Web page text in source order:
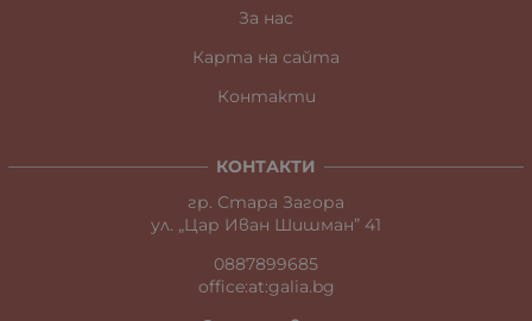
За нас
Карта на сайта
Контакти
КОНТАКТИ
гр. Стара Загора
ул. „Цар Иван Шишман” 41
0887899685
office:at:galia.bg